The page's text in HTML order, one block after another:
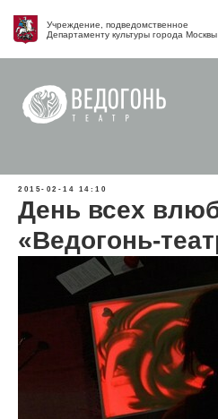
Учреждение, подведомственное
Департаменту культуры города Москвы
2015-02-14 14:10
День всех
«Ведогонь-